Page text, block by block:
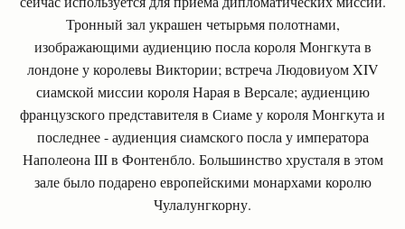
Тронный зал украшен четырьмя полотнами,
изображающими аудиенцию посла короля Монгкута в
лондоне у королевы Виктории; встреча Людовиуом XIV
сиамской миссии короля Нарая в Версале; аудиенцию
французского представителя в Сиаме у короля Монгкута и
последнее - аудиенция сиамского посла у императора
Наполеона III в Фонтенбло. Большинство хрусталя в этом
зале было подарено европейскими монархами королю
Чулалунгкорну.